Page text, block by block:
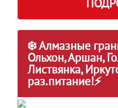
❄️ Алмазные
Ольхон, Аршан,
Листвянка,
раз.питание!⚡